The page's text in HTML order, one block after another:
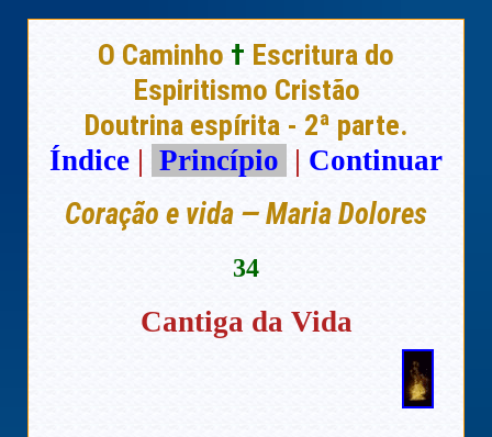
O Caminho † Escritura do
Espiritismo Cristão
Doutrina espírita - 2ª parte.
Índice | Princípio | Continuar
Coração e vida — Maria Dolores
34
Cantiga da Vida